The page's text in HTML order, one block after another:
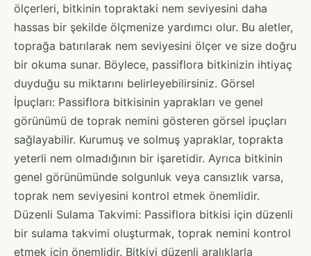
ölçerleri, bitkinin topraktaki nem seviyesini daha
hassas bir şekilde ölçmenize yardımcı olur. Bu aletler,
toprağa batırılarak nem seviyesini ölçer ve size doğru
bir okuma sunar. Böylece, passiflora bitkinizin ihtiyaç
duyduğu su miktarını belirleyebilirsiniz. Görsel
İpuçları: Passiflora bitkisinin yaprakları ve genel
görünümü de toprak nemini gösteren görsel ipuçları
sağlayabilir. Kurumuş ve solmuş yapraklar, toprakta
yeterli nem olmadığının bir işaretidir. Ayrıca bitkinin
genel görünümünde solgunluk veya cansızlık varsa,
toprak nem seviyesini kontrol etmek önemlidir.
Düzenli Sulama Takvimi: Passiflora bitkisi için düzenli
bir sulama takvimi oluşturmak, toprak nemini kontrol
etmek için önemlidir. Bitkiyi düzenli aralıklarla